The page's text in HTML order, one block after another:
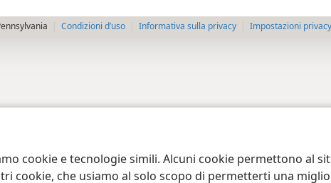
cookie e tecnologie simili. Alcuni cookie permettono al
cookie, che usiamo al solo scopo di permetterti una
Condizioni d’uso Informativa sulla privacy Impostazioni privacy